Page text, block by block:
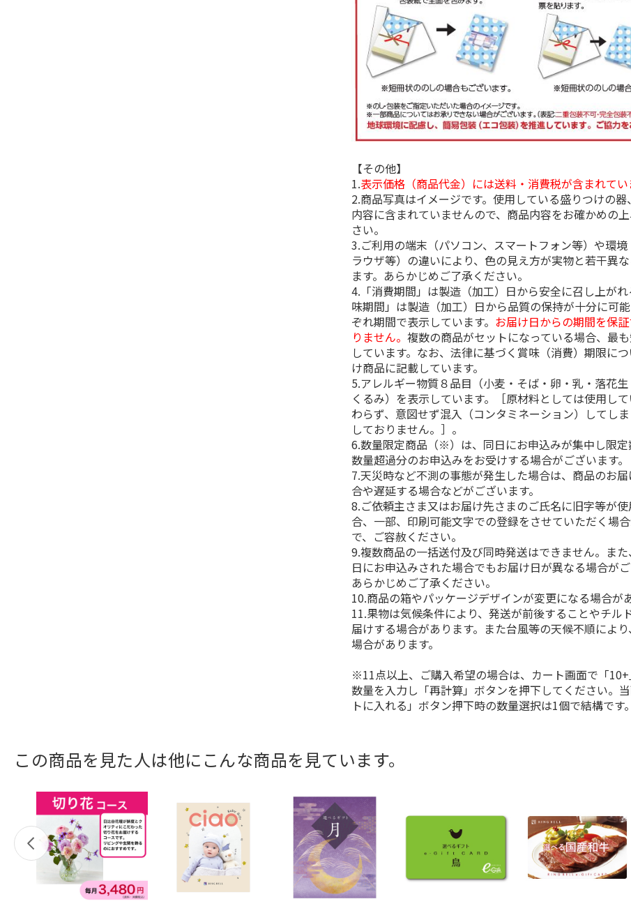
【その他】
1.表示価格（商品代金）には送料・消費税が含まれてい
2.商品写真はイメージです。使用している盛りつけの
内容に含まれていませんので、商品内容をお確かめの
さい。
3.ご利用の端末（パソコン、スマートフォン等）や環
ラウザ等）の違いにより、色の見え方が実物と若干異
ます。あらかじめご了承ください。
4.「消費期間」は製造（加工）日から安全に召し上が
味期間」は製造（加工）日から品質の保持が十分に可
ぞれ期間で表示しています。 お届け日からの期間を保
りません。複数の商品がセットになっている場合、最
しています。なお、法律に基づく賞味（消費）期限に
け商品に記載しています。
5.アレルギー物質８品目（小麦・そば・卵・乳・落花生
くるみ）を表示しています。［原材料としては使用し
わらず、意図せず混入（コンタミネーション）してし
しておりません。］。
6.数量限定商品（※）は、同日にお申込みが集中し限
数量超過分のお申込みをお受けする場合がございます。
7.天災時など不測の事態が発生した場合は、商品のお
合や遅延する場合などがございます。
8.ご依頼主さま又はお届け先さまのご氏名に旧字等が
合、一部、印刷可能文字での登録をさせていただく場
で、ご容赦ください。
9.複数商品の一括送付及び同時発送はできません。ま
日にお申込みされた場合でもお届け日が異なる場合がご
あらかじめご了承ください。
10.商品の箱やパッケージデザインが変更になる場合が
11.果物は気候条件により、発送が前後することやチル
届けする場合があります。また台風等の天候不順によ
場合があります。
※11点以上、ご購入希望の場合は、カート画面で「
数量を入力し「再計算」ボタンを押下してください。
トに入れる」ボタン押下時の数量選択は1個で結構です。
この商品を見た人は他にこんな商品を見ています。